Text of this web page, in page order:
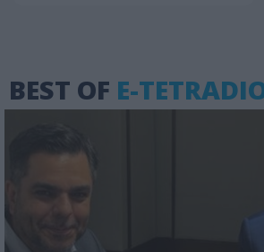
BEST OF E-